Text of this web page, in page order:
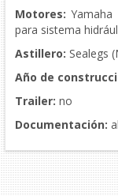
Motores:
para sistema
Astillero: Sealegs
Año de
Trailer: no
Documentación: